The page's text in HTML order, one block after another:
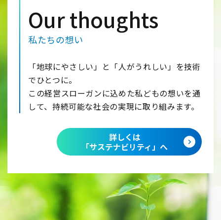
Our thoughts
私たちの想い
「地球にやさしい」と「人がうれしい」を技術
でひとつに。
この経営スローガンに込めた私どもの想いを通
して、持続可能な社会の実現に取り組みます。
詳しくは
「サステナビリティ」へ